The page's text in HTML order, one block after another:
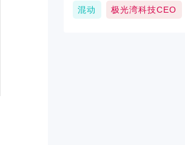
混动 极光湾科技CEO